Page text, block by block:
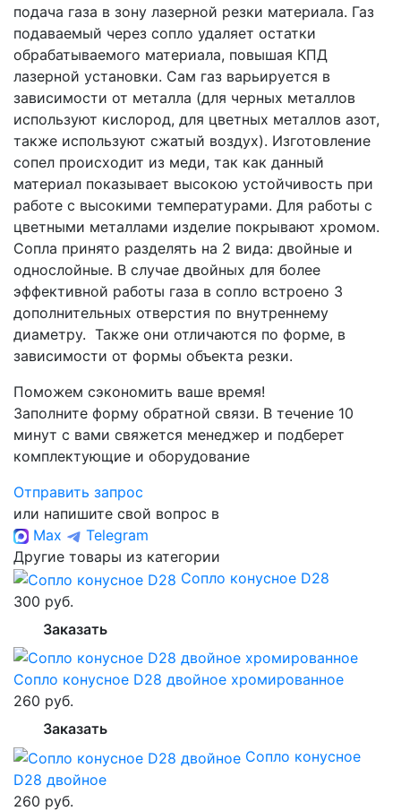
подача газа в зону лазерной резки материала. Газ
подаваемый через сопло удаляет остатки
обрабатываемого материала, повышая КПД
лазерной установки. Сам газ варьируется в
зависимости от металла (для черных металлов
используют кислород, для цветных металлов азот,
также используют сжатый воздух). Изготовление
сопел происходит из меди, так как данный
материал показывает высокою устойчивость при
работе с высокими температурами. Для работы с
цветными металлами изделие покрывают хромом.
Сопла принято разделять на 2 вида: двойные и
однослойные. В случае двойных для более
эффективной работы газа в сопло встроено 3
дополнительных отверстия по внутреннему
диаметру. Также они отличаются по форме, в
зависимости от формы объекта резки.
Поможем сэкономить ваше время!
Заполните форму обратной связи. В течение 10
минут с вами свяжется менеджер и подберет
комплектующие и оборудование
Отправить запрос
или напишите свой вопрос в
Max
Telegram
Другие товары из категории
Сопло конусное D28
300 руб.
Заказать
Сопло конусное D28 двойное хромированное
260 руб.
Заказать
Сопло конусное
D28 двойное
260 руб.